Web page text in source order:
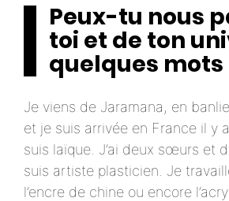
Peux-tu nous
toi et de ton
quelques mots
Je viens de Jaramana, en
et je suis arrivée en France il y
suis laïque. J’ai deux sœurs et
suis artiste plasticien. Je
l’encre de chine ou encore